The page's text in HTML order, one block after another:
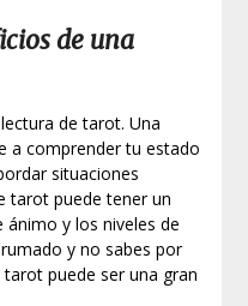
de una
de tarot. Una
a comprender tu estado
situaciones
tarot puede tener un
y los niveles de
y no sabes por
puede ser una gran